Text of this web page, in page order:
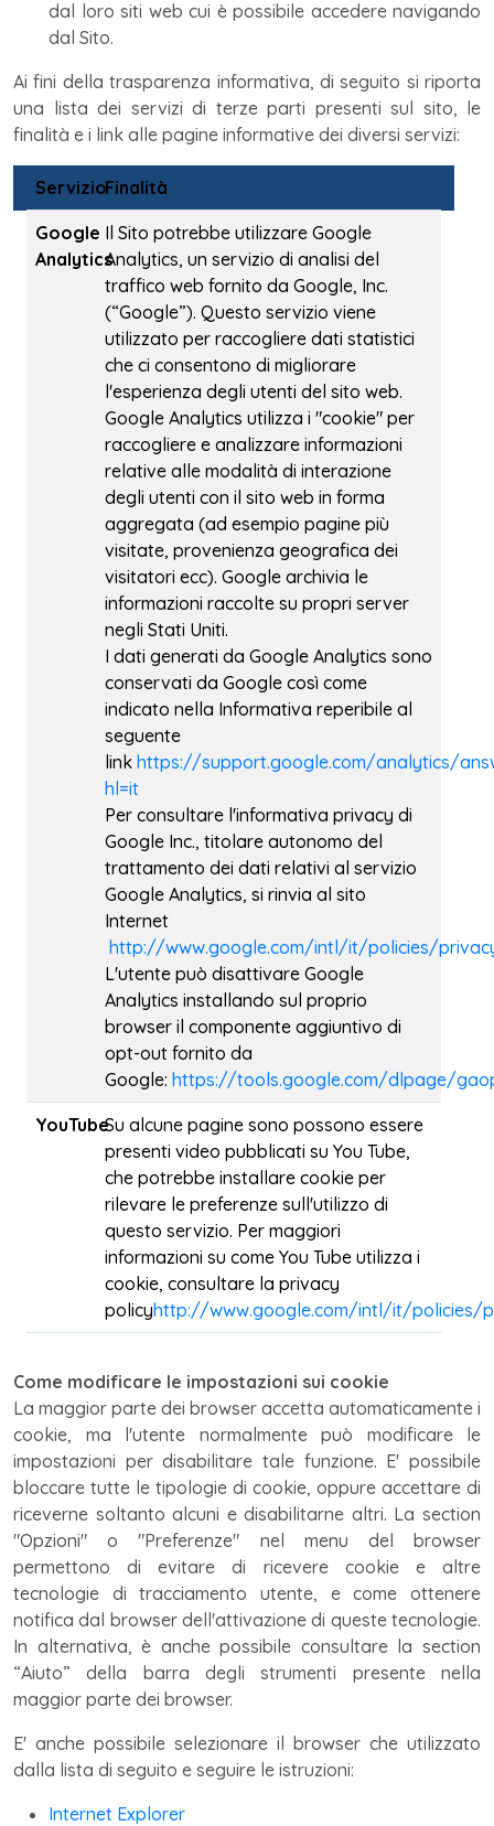
dal loro siti web cui è possibile accedere navigando
dal Sito.
Ai fini della trasparenza informativa, di seguito si riporta
una lista dei servizi di terze parti presenti sul sito, le
finalità e i link alle pagine informative dei diversi servizi:
ServizioFinalità
Google
Analytics
Il Sito potrebbe utilizzare Google
Analytics, un servizio di analisi del
traffico web fornito da Google, Inc.
(“Google”). Questo servizio viene
utilizzato per raccogliere dati statistici
che ci consentono di migliorare
l'esperienza degli utenti del sito web.
Google Analytics utilizza i "cookie" per
raccogliere e analizzare informazioni
relative alle modalità di interazione
degli utenti con il sito web in forma
aggregata (ad esempio pagine più
visitate, provenienza geografica dei
visitatori ecc). Google archivia le
informazioni raccolte su propri server
negli Stati Uniti.
I dati generati da Google Analytics sono
conservati da Google così come
indicato nella Informativa reperibile al
seguente
link https://support.google.com/analytics/
hl=it
Per consultare l'informativa privacy di
Google Inc., titolare autonomo del
trattamento dei dati relativi al servizio
Google Analytics, si rinvia al sito
Internet
http://www.google.com/intl/it/policies/
L'utente può disattivare Google
Analytics installando sul proprio
browser il componente aggiuntivo di
opt-out fornito da
Google: https://tools.google.com/dlpage/
YouTubeSu alcune pagine sono possono essere
presenti video pubblicati su You Tube,
che potrebbe installare cookie per
rilevare le preferenze sull'utilizzo di
questo servizio. Per maggiori
informazioni su come You Tube utilizza i
cookie, consultare la privacy
policyhttp://www.google.com/intl/it/policies/
Come modificare le impostazioni sui cookie
La maggior parte dei browser accetta automaticamente i
cookie, ma l'utente normalmente può modificare le
impostazioni per disabilitare tale funzione. E' possibile
bloccare tutte le tipologie di cookie, oppure accettare di
riceverne soltanto alcuni e disabilitarne altri. La section
"Opzioni" o "Preferenze" nel menu del browser
permettono di evitare di ricevere cookie e altre
tecnologie di tracciamento utente, e come ottenere
notifica dal browser dell'attivazione di queste tecnologie.
In alternativa, è anche possibile consultare la section
“Aiuto” della barra degli strumenti presente nella
maggior parte dei browser.
E' anche possibile selezionare il browser che utilizzato
dalla lista di seguito e seguire le istruzioni:
Internet Explorer